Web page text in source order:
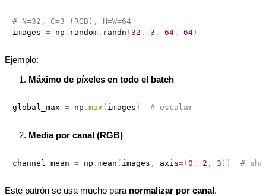
# N=32, C=3 (RGB), H=W=64
images = np . random. randn ( 32 , 3 , 64, 64)
Ejemplo:
Máximo de píxeles en todo el batch
global_max = np . max ( images ) # escalar
Media por canal (RGB)
channel_mean = np . mean ( images , axis=(0 , 2 , 3 ) ) #
Este patrón se usa mucho para normalizar por canal.